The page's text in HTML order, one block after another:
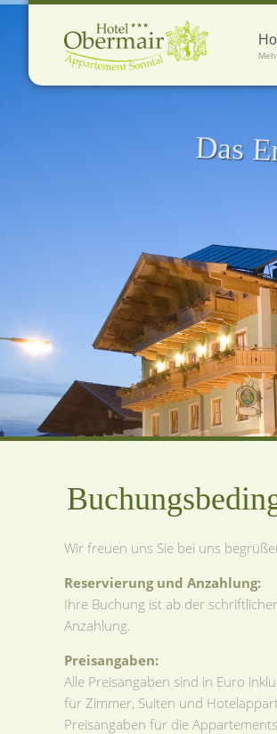
Das
Wir freuen uns Sie bei uns
Reservierung und Anzahlung:
Ihre Buchung ist ab der
Anzahlung.
Preisangaben:
Alle Preisangaben sind in Euro
für Zimmer, Suiten und
Preisangaben für die